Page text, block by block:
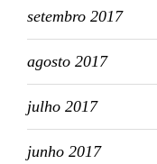
setembro 2017
agosto 2017
julho 2017
junho 2017